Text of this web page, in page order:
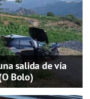
salida de vía
Bolo)